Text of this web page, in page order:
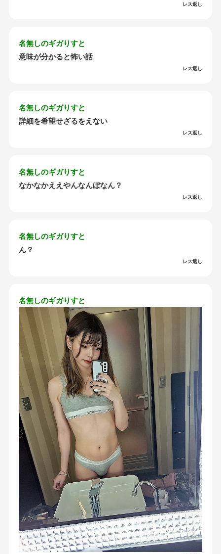
レス返し
名無しのギガりすと
意味が分かると怖い話
レス返し
名無しのギガりすと
詳細を希望せざるをえない
レス返し
名無しのギガりすと
なかなかええやんなんぼなん？
レス返し
名無しのギガりすと
ん？
レス返し
名無しのギガりすと